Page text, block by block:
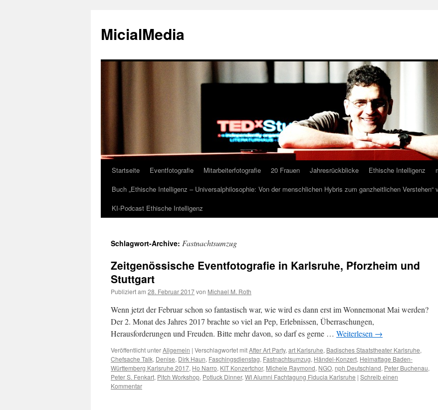
MicialMedia
Zum
Inhalt
springen
Startseite Eventfotografie Mitarbeiterfotografie 20 Frauen Jahresrückblicke Ethische Intelligenz
Buch „Ethische Intelligenz – Universalphilosophie: Von der menschlichen Hybris zum ganzheitlichen Verstehen“
KI-Podcast Ethische Intelligenz
Schlagwort-Archive: Fastnachtsumzug
Zeitgenössische Eventfotografie in Karlsruhe, Pforzheim und
Stuttgart
Publiziert am 28. Februar 2017von Michael M. Roth
Wenn jetzt der Februar schon so fantastisch war, wie wird es dann erst im Wonnemonat Mai werden?
Der 2. Monat des Jahres 2017 brachte so viel an Pep, Erlebnissen, Überraschungen,
Herausforderungen und Freuden. Bitte mehr davon, so darf es gerne … Weiterlesen →
Veröffentlicht unterAllgemein | Verschlagwortet mitAfter Art Party, art Karlsruhe, Badisches Staatstheater Karlsruhe,
Chefsache Talk, Denise, Dirk Haun, Faschingsdienstag, Fastnachtsumzug, Händel-Konzert, Heimattage Baden-
Württemberg Karlsruhe 2017, Ho Narro, KIT Konzertchor, Michele Raymond, NGO, nph Deutschland, Peter Buchenau,
Peter S. Fenkart, Pitch Workshop, Potluck Dinner, WI Alumni Fachtagung Fiducia Karlsruhe | Schreib einen
Kommentar